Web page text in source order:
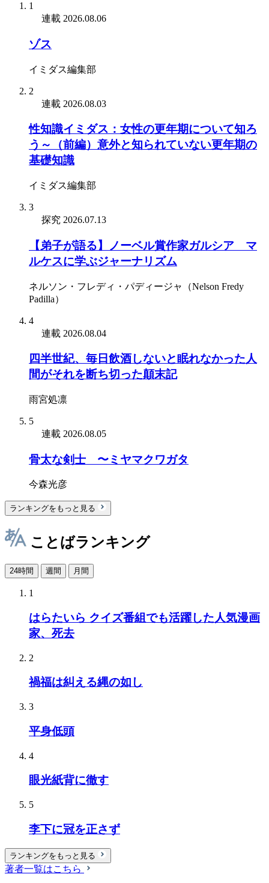
1
連載 2026.08.06
ゾス
イミダス編集部
2
連載 2026.08.03
性知識イミダス：女性の更年期について知ろ
う～（前編）意外と知られていない更年期の
基礎知識
イミダス編集部
3
探究 2026.07.13
【弟子が語る】ノーベル賞作家ガルシア゠マ
ルケスに学ぶジャーナリズム
ネルソン・フレディ・パディージャ（Nelson Fredy
Padilla）
4
連載 2026.08.04
四半世紀、毎日飲酒しないと眠れなかった人
間がそれを断ち切った顛末記
雨宮処凛
5
連載 2026.08.05
骨太な剣士 〜ミヤマクワガタ
今森光彦
ランキングをもっと見る
ことばランキング
24時間 週間 月間
1
はらたいら クイズ番組でも活躍した人気漫画
家、死去
2
禍福は糾える縄の如し
3
平身低頭
4
眼光紙背に徹す
5
李下に冠を正さず
ランキングをもっと見る
著者一覧はこちら